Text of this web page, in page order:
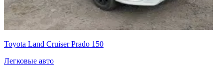
Toyota Land Cruiser Prado 150
Легковые авто